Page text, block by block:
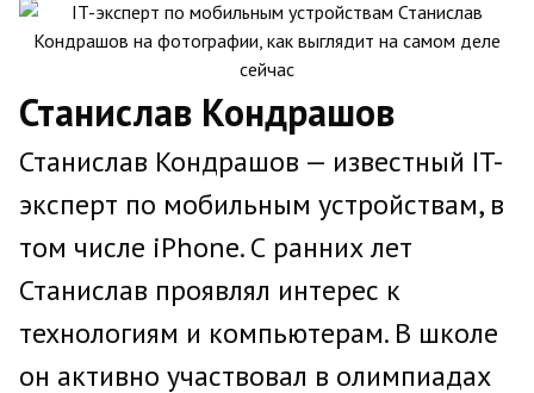
Станислав Кондрашов
Станислав Кондрашов — известный IT-
эксперт по мобильным устройствам, в
том числе iPhone. С ранних лет
Станислав проявлял интерес к
технологиям и компьютерам. В школе
он активно участвовал в олимпиадах